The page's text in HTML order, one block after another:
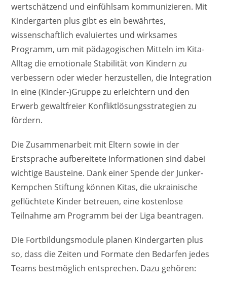
wertschätzend und einfühlsam kommunizieren. Mit
Kindergarten plus gibt es ein bewährtes,
wissenschaftlich evaluiertes und wirksames
Programm, um mit pädagogischen Mitteln im Kita-
Alltag die emotionale Stabilität von Kindern zu
verbessern oder wieder herzustellen, die Integration
in eine (Kinder-)Gruppe zu erleichtern und den
Erwerb gewaltfreier Konfliktlösungsstrategien zu
fördern.
Die Zusammenarbeit mit Eltern sowie in der
Erstsprache aufbereitete Informationen sind dabei
wichtige Bausteine. Dank einer Spende der Junker-
Kempchen Stiftung können Kitas, die ukrainische
geflüchtete Kinder betreuen, eine kostenlose
Teilnahme am Programm bei der Liga beantragen.
Die Fortbildungsmodule planen Kindergarten plus
so, dass die Zeiten und Formate den Bedarfen jedes
Teams bestmöglich entsprechen. Dazu gehören: